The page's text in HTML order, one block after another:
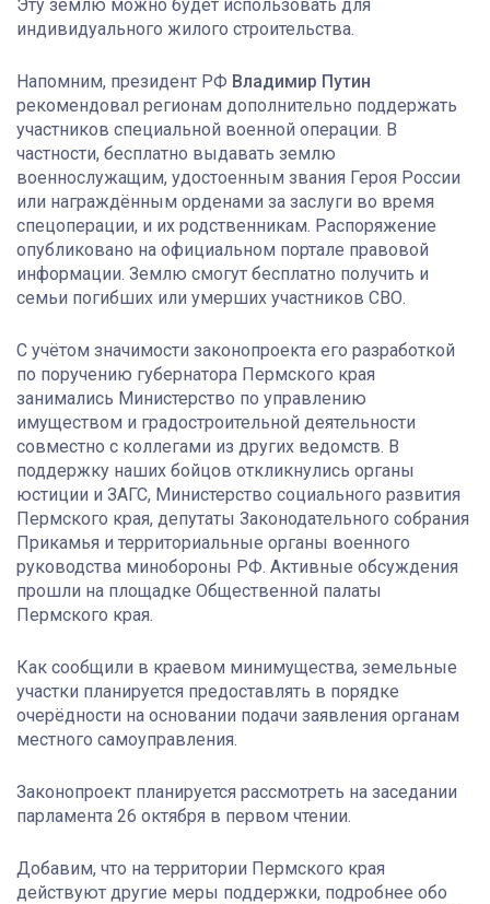
Эту землю можно будет использовать для
индивидуального жилого строительства.
Напомним, президент РФ Владимир Путин
рекомендовал регионам дополнительно поддержать
участников специальной военной операции. В
частности, бесплатно выдавать землю
военнослужащим, удостоенным звания Героя России
или награждённым орденами за заслуги во время
спецоперации, и их родственникам. Распоряжение
опубликовано на официальном портале правовой
информации. Землю смогут бесплатно получить и
семьи погибших или умерших участников СВО.
С учётом значимости законопроекта его разработкой
по поручению губернатора Пермского края
занимались Министерство по управлению
имуществом и градостроительной деятельности
совместно с коллегами из других ведомств. В
поддержку наших бойцов откликнулись органы
юстиции и ЗАГС, Министерство социального развития
Пермского края, депутаты Законодательного собрания
Прикамья и территориальные органы военного
руководства минобороны РФ. Активные обсуждения
прошли на площадке Общественной палаты
Пермского края.
Как сообщили в краевом минимущества, земельные
участки планируется предоставлять в порядке
очерёдности на основании подачи заявления органам
местного самоуправления.
Законопроект планируется рассмотреть на заседании
парламента 26 октября в первом чтении.
Добавим, что на территории Пермского края
действуют другие меры поддержки, подробнее обо